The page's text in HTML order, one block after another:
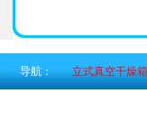
导航： 立式真空干燥